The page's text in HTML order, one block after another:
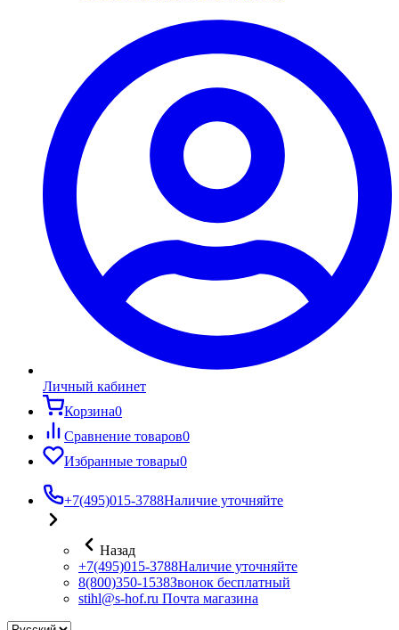
Личный кабинет
Корзина0
Сравнение товаров0
Избранные товары0
+7(495)015-3788Наличие уточняйте
Назад
+7(495)015-3788Наличие уточняйте
8(800)350-1538Звонок бесплатный
stihl@s-hof.ru Почта магазина